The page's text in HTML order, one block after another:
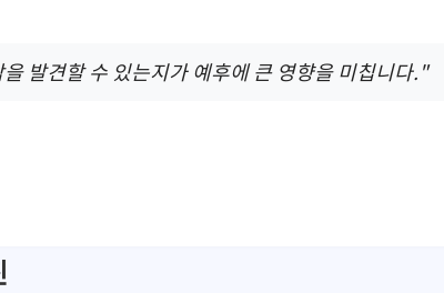
발견할 수 있는지가 예후에 큰 영향을 미칩니다."